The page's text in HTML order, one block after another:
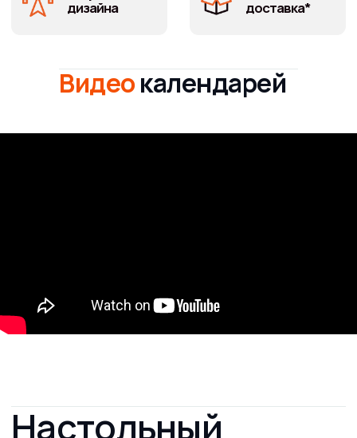
Видеокалендарей
Настольный
календарь-домик
сувенир, который не просто выделяется, а стабильно
напоминает о вашей компании клиентам и партнерам
каждый день. Календарь настольный домик на 2026
год — решение для бизнеса, где важен результат. Ваш
на первый взгляд! Настольные календари-домики —